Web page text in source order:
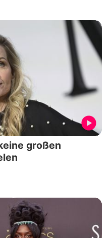
großen